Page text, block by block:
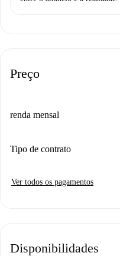
Preço
renda mensal
Tipo de contrato
Ver todos os pagamentos
Disponibilidades